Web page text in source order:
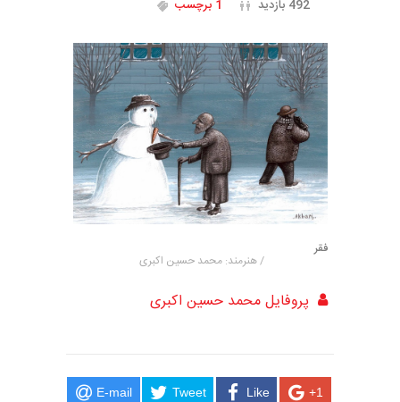
492 بازدید
1 برچسب
فقر
/ هنرمند: محمد حسین اکبری
پروفایل محمد حسین اکبری
E-mail Tweet Like +1